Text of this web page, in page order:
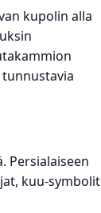
kupolin alla
Persialaiseen
kuu-symbolit